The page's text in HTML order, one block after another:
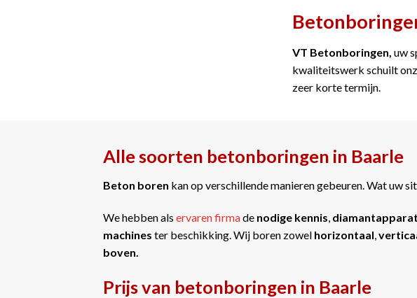
VT Betonboringen, uw
kwaliteitswerk schuilt
zeer korte termijn.
Alle soorten betonboringen in Baarle
Beton boren kan op verschillende manieren gebeuren. Wat uw
We hebben als ervaren firmade nodige kennis,
machines ter beschikking. Wij boren zowel horizontaal,
boven.
Prijs van betonboringen in Baarle